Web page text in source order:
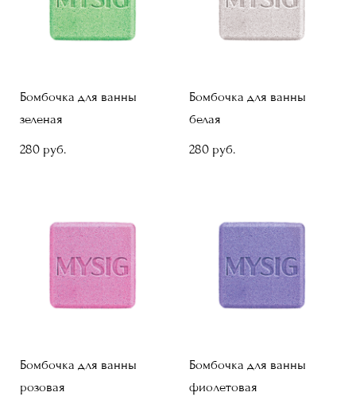
Бомбочка для ванны
зеленая
280 pуб.
Бомбочка для ванны
белая
280 pуб.
Бомбочка для ванны
розовая
Бомбочка для ванны
фиолетовая